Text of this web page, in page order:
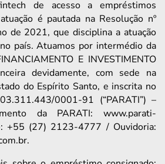
de acesso a empréstimos
é pautada na Resolução nº
de 2021, que disciplina a atuação
país. Atuamos por intermédio da
E INVESTIMENTO
devidamente, com sede na
do Espírito Santo, e inscrita no
0001-91 (“PARATI”) –
da PARATI: www.parati-
+55 (27) 2123-4777 / Ouvidoria: